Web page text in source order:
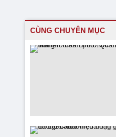
CÙNG CHUYÊN MỤC